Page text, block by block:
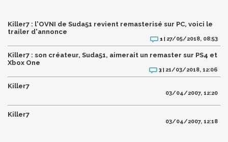
Killer7 : l'OVNI de Suda51 revient remasterisé sur PC, voici le
trailer d'annonce
1 | 27/05/2018, 08:53
Killer7 : son créateur, Suda51, aimerait un remaster sur PS4 et
Xbox One
3 | 21/03/2018, 12:06
Killer7
03/04/2007, 12:20
Killer7
03/04/2007, 12:18